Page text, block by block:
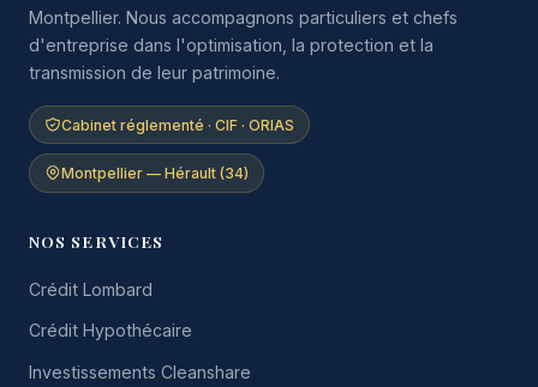
Montpellier. Nous accompagnons particuliers et chefs
d'entreprise dans l'optimisation, la protection et la
transmission de leur patrimoine.
Cabinet réglementé · CIF · ORIAS
Montpellier — Hérault (34)
NOS SERVICES
Crédit Lombard
Crédit Hypothécaire
Investissements Cleanshare